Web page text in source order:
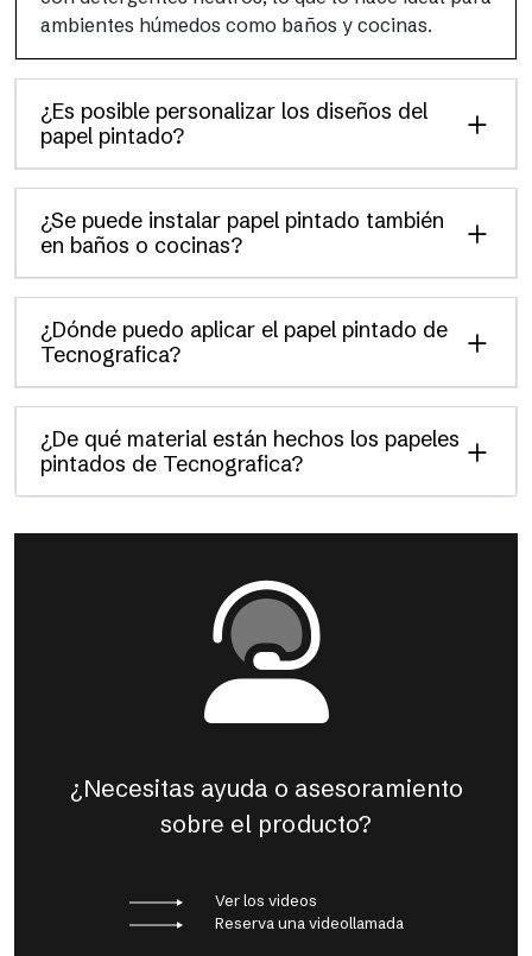
ambientes húmedos como baños y cocinas.
¿Es posible personalizar los diseños del
papel pintado?
¿Se puede instalar papel pintado también
en baños o cocinas?
¿Dónde puedo aplicar el papel pintado de
Tecnografica?
¿De qué material están hechos los papeles
pintados de Tecnografica?
¿Necesitas ayuda o asesoramiento
sobre el producto?
Ver los videos
Reserva una videollamada